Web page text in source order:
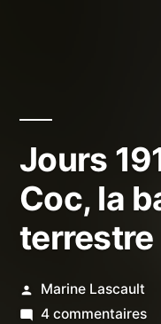
Jours
Coc, la
terrestre
Publié
par
Marine Lascault
4 commentairessur